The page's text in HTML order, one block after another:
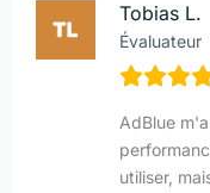
Tobias L.
Évaluateur
AdBlue
utiliser,